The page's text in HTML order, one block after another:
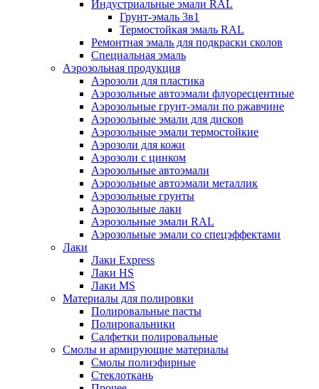
Индустриальные эмали RAL
Грунт-эмаль 3в1
Термостойкая эмаль RAL
Ремонтная эмаль для подкраски сколов
Специальная эмаль
Аэрозольная продукция
Аэрозоли для пластика
Аэрозольные автоэмали флуоресцентные
Аэрозольные грунт-эмали по ржавчине
Аэрозольные эмали для дисков
Аэрозольные эмали термостойкие
Аэрозоли для кожи
Аэрозоли с цинком
Аэрозольные автоэмали
Аэрозольные автоэмали металлик
Аэрозольные грунты
Аэрозольные лаки
Аэрозольные эмали RAL
Аэрозольные эмали со спецэффектами
Лаки
Лаки Express
Лаки HS
Лаки MS
Материалы для полировки
Полировальные пасты
Полировальники
Салфетки полировальные
Смолы и армирующие материалы
Смолы полиэфирные
Стеклоткань